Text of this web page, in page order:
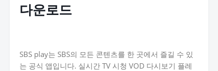
다운로드
SBS play는 SBS의 모든 콘텐츠를 한 곳에서 즐길 수 있
는 공식 앱입니다. 실시간 TV 시청 VOD 다시보기 플레